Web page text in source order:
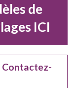
de
ICI
Contactez-